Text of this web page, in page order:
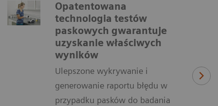
Opatentowana
technologia testów
paskowych gwarantuje
uzyskanie właściwych
wyników
Ulepszone wykrywanie i
generowanie raportu błędu w
przypadku pasków do badania